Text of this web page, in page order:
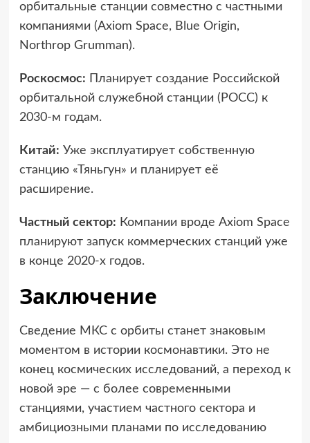
орбитальные станции совместно с частными
компаниями (Axiom Space, Blue Origin,
Northrop Grumman).
Роскосмос: Планирует создание Российской
орбитальной служебной станции (РОСС) к
2030-м годам.
Китай: Уже эксплуатирует собственную
станцию «Тяньгун» и планирует её
расширение.
Частный сектор: Компании вроде Axiom Space
планируют запуск коммерческих станций уже
в конце 2020-х годов.
Заключение
Сведение МКС с орбиты станет знаковым
моментом в истории космонавтики. Это не
конец космических исследований, а переход к
новой эре — с более современными
станциями, участием частного сектора и
амбициозными планами по исследованию